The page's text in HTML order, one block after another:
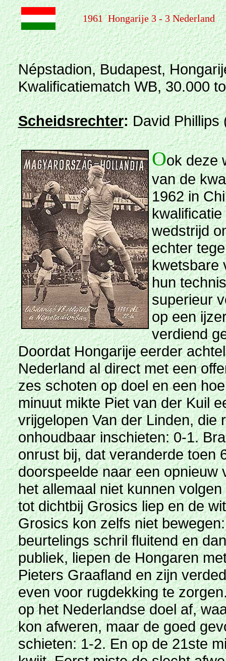
1961 Hongarije 3 - 3 Nederland
Népstadion, Budapest,
Kwalificatiematch WB, 30.000
Scheidsrechter:David Phillips
Ook deze
van de
1962 in
wedstrijd
echter
kwetsbare
hun
superieur
op een
verdiend
Doordat Hongarije eerder
Nederland al direct met een
zes schoten op doel en een
minuut mikte Piet van der Kuil
vrijgelopen Van der Linden, die
onhoudbaar inschieten: 0-1.
onrust bij, dat veranderde toen
doorspeelde naar een opnieuw
het allemaal niet kunnen
tot dichtbij Grosics liep en de
Grosics kon zelfs niet
beurtelings schril fluitend en
publiek, liepen de Hongaren
Pieters Graafland en zijn
even voor rugdekking te
op het Nederlandse doel af,
kon afweren, maar de goed
schieten: 1-2. En op de 21ste